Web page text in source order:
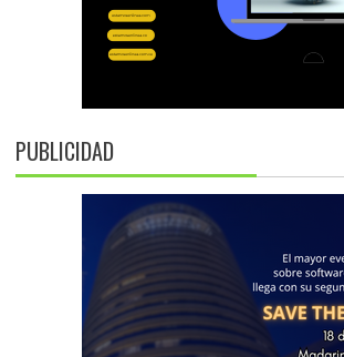
PUBLICIDAD